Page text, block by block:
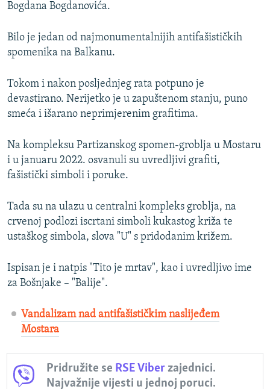
Bogdana Bogdanovića.
Bilo je jedan od najmonumentalnijih antifašističkih
spomenika na Balkanu.
Tokom i nakon posljednjeg rata potpuno je
devastirano. Nerijetko je u zapuštenom stanju, puno
smeća i išarano neprimjerenim grafitima.
Na kompleksu Partizanskog spomen-groblja u Mostaru
i u januaru 2022. osvanuli su uvredljivi grafiti,
fašistički simboli i poruke.
Tada su na ulazu u centralni kompleks groblja, na
crvenoj podlozi iscrtani simboli kukastog križa te
ustaškog simbola, slova "U" s pridodanim križem.
Ispisan je i natpis "Tito je mrtav", kao i uvredljivo ime
za Bošnjake – "Balije".
Vandalizam nad antifašističkim naslijeđem
Mostara
Pridružite se RSE Viberzajednici.
Najvažnije vijesti u jednoj poruci.